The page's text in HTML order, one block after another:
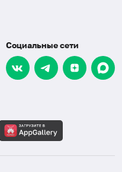
Социальные сети